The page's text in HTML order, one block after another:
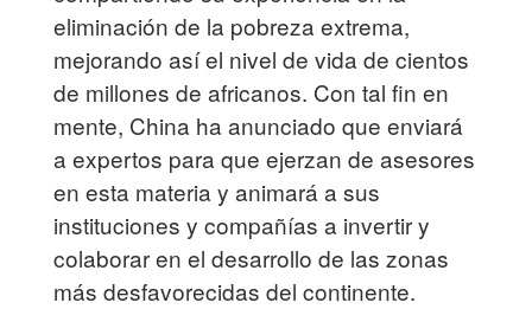
eliminación de la pobreza extrema,
mejorando así el nivel de vida de cientos
de millones de africanos. Con tal fin en
mente, China ha anunciado que enviará
a expertos para que ejerzan de asesores
en esta materia y animará a sus
instituciones y compañías a invertir y
colaborar en el desarrollo de las zonas
más desfavorecidas del continente.